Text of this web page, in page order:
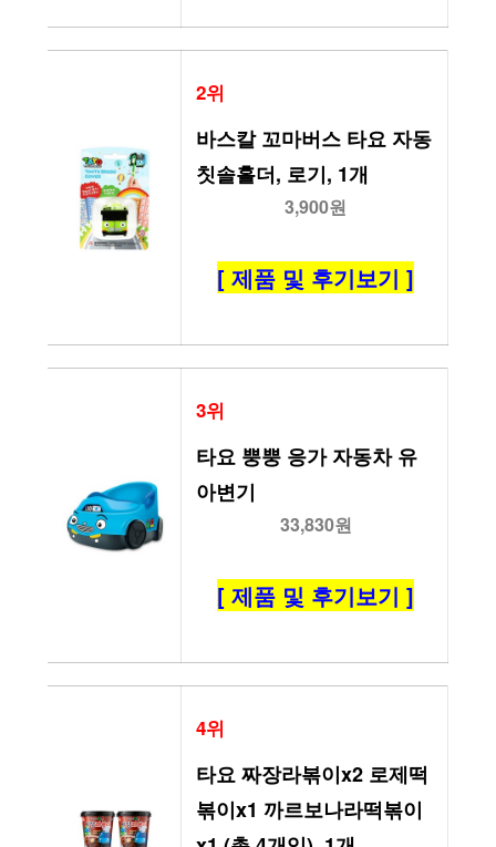
2위
바스칼 꼬마버스 타요 자동
칫솔홀더, 로기, 1개
3,900원
[ 제품 및 후기보기 ]
3위
타요 뿡뿡 응가 자동차 유
아변기
33,830원
[ 제품 및 후기보기 ]
4위
타요 짜장라볶이x2 로제떡
볶이x1 까르보나라떡볶이